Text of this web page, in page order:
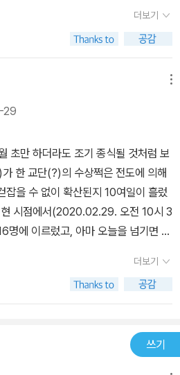
니 렌은 약한 존재로 나올 수밖에 없
살아남기 위해서는 기존 세대들의 도
존 세대들의 노력. 그것을 토비를 통해
런 역할을 맡아야 하는가? 그것은 토
지 겪었던 일들을 통해서 알 수 있
된 삶을 산, 폭력에 희생당하고 있던 사
에게든 자연에게든 폭력이 더 이상
보여주고 있다. 어쩌면 토비는 이 소
럼 고난을 겪었기 때문에 새로운 세상
었는지도 모른다. 고난에 굴복하지 않
에.전염병이 퍼진 세계는 디스토피아
하려고 했지만, 그가 만든 세상은 디
토피아에서 어떻게 살아가야 하는가?
서 살아남는 존재는 남을 착취하고 억
는 존재일 수밖에 없다. 그래서 토비
다. 그렇게 소설은 3권으로 넘어가게
데 한번 읽기 시작하면 손을 떼기가 힘
다. 믿어야만 하는데 토비는 그럴 수가
보내는 건 잘못된 일이라고 토비는
컨대 대해 생각할 겨를이 없다. 그녀는
‘어떻게 살아남았어요?’라고 물어보
록 더더욱 무의미한 질문이다. 모든
때문이다. 저들은 어떻게 살아남았단
잘됐네요.’라고만 말한다. - 683- 아담
는 것이 우리가 된다고. 하지만 난 우
고 믿고 싶다. 희망조차 할 수 없다면,
feb.#미친아담삼부작 #홍수의해 #
더보기
초만 하더라도 조기 종식될 것처럼 보
한 교단(?)의 수상쩍은 전도에 의해
잡을 수 없이 확산된지 10여일이 흘렀
현 시점에서(2020.02.29. 오전 10시 3
에 이르렀고, 아마 오늘을 넘기면 숫
한 상황에 도달한 것 같다는 불길한
한 신용평가사가 예측한 것처럼, (그
른다면, 그리고 그건 불행히도 대부
탈리아 등 몇 개의 국가만이 아닌 전
.. 징조는 벌써 나타나고 있다.. 코로나
더보기
쓰기